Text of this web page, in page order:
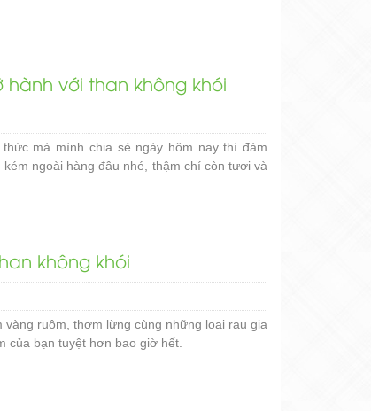
hành với than không khói
mà mình chia sẻ ngày hôm nay thì đảm
ngoài hàng đâu nhé, thậm chí còn tươi và
không khói
ruộm, thơm lừng cùng những loại rau gia
của bạn tuyệt hơn bao giờ hết.